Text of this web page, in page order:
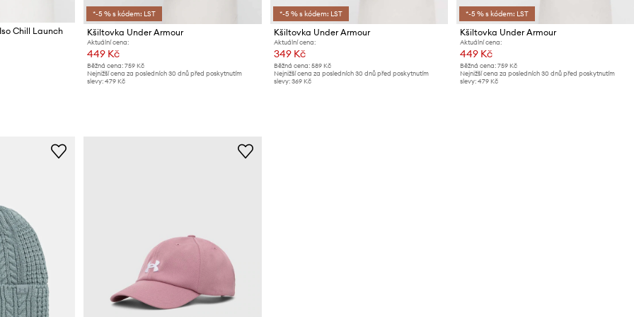
Chill Launch
*-5 % s kódem: LST
Kšiltovka Under Armour
Aktuální cena:
449 Kč
Běžná cena: 759 Kč
Nejnižší cena za posledních 30 dnů před poskytnutím
slevy: 479 Kč
*-5 % s kódem: LST
Kšiltovka Under Armour
Aktuální cena:
349 Kč
Běžná cena: 589 Kč
Nejnižší cena za posledních 30 dnů před poskytnutím
slevy: 369 Kč
*-5 % s kódem: LST
Kšiltovka Under Armour
Aktuální cena:
449 Kč
Běžná cena: 759 Kč
Nejnižší cena za posledních 30 dnů před poskytnutím
slevy: 479 Kč